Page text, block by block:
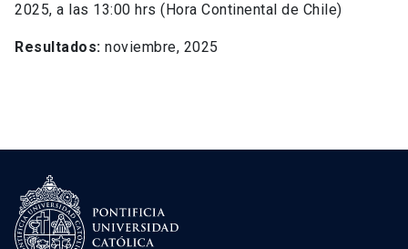
2025, a las 13:00 hrs (Hora Continental de Chile)
Resultados: noviembre, 2025